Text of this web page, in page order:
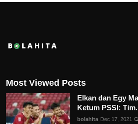
Most Viewed Posts
Elkan dan Egy
Ketum PSSI:
bolahita Dec 17, 2021